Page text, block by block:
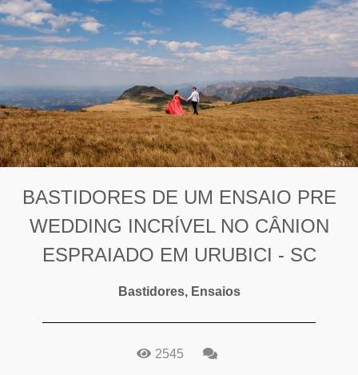
BASTIDORES DE UM ENSAIO PRE
WEDDING INCRÍVEL NO CÂNION
ESPRAIADO EM URUBICI - SC
Bastidores, Ensaios
2545